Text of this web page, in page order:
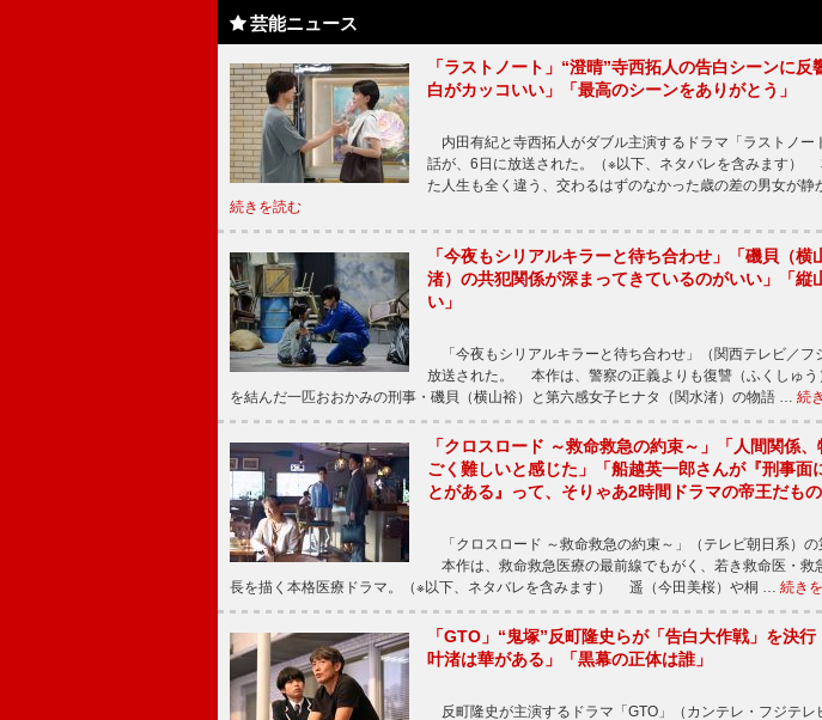
芸能ニュース
「ラストノート」“澄晴”寺西拓人の告白シーンに
白がカッコいい」「最高のシーンをありがとう」
内田有紀と寺西拓人がダブル主演するドラマ「ラストノー
話が、6日に放送された。（※以下、ネタバレを含みます）
た人生も全く違う、交わるはずのなかった歳の差の男女が静
続きを読む
「今夜もシリアルキラーと待ち合わせ」「磯貝（
渚）の共犯関係が深まってきているのがいい」「縦
い」
「今夜もシリアルキラーと待ち合わせ」（関西テレビ／フ
放送された。 本作は、警察の正義よりも復讐（ふくしゅう
を結んだ一匹おおかみの刑事・磯貝（横山裕）と第六感女子ヒナタ（関水渚）の物語 … 続
「クロスロード ～救命救急の約束～」「人間関係
ごく難しいと感じた」「船越英一郎さんが『刑事面
とがある』って、そりゃあ2時間ドラマの帝王だもの
「クロスロード ～救命救急の約束～」（テレビ朝日系）の
本作は、救命救急医療の最前線でもがく、若き救命医・救
長を描く本格医療ドラマ。（※以下、ネタバレを含みます） 遥（今田美桜）や桐 … 続き
「GTO」“鬼塚”反町隆史らが「告白大作戦」を決
叶渚は華がある」「黒幕の正体は誰」
反町隆史が主演するドラマ「GTO」（カンテレ・フジテレ